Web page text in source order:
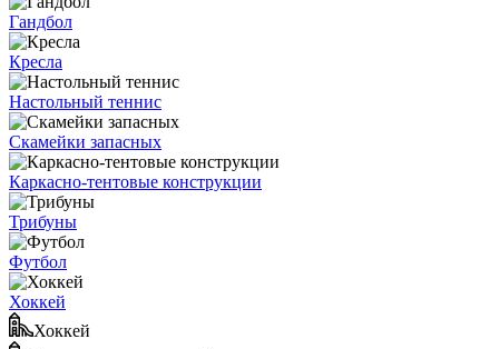
Гандбол
Кресла
Настольный теннис
Скамейки запасных
Каркасно-тентовые конструкции
Трибуны
Футбол
Хоккей
Хоккей